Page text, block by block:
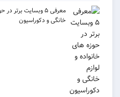
معرفی ۵ وبسایت برتر
خانگی و دکوراسیون